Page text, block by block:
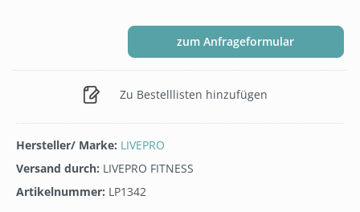
zum Anfrageformular
Zu Bestelllisten hinzufügen
Hersteller/ Marke: LIVEPRO
Versand durch: LIVEPRO FITNESS
Artikelnummer: LP1342